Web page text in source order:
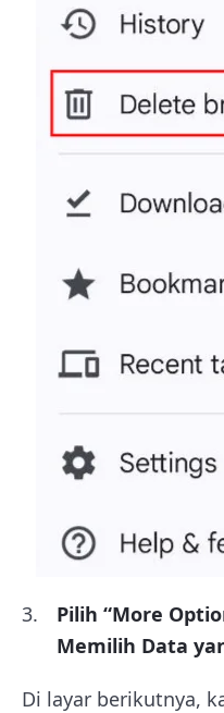
Pilih “More
Memilih Data
Di layar berikutnya,